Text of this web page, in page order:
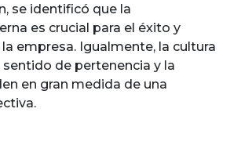
se identificó que la
es crucial para el éxito y
empresa. Igualmente, la cultura
de pertenencia y la
en gran medida de una